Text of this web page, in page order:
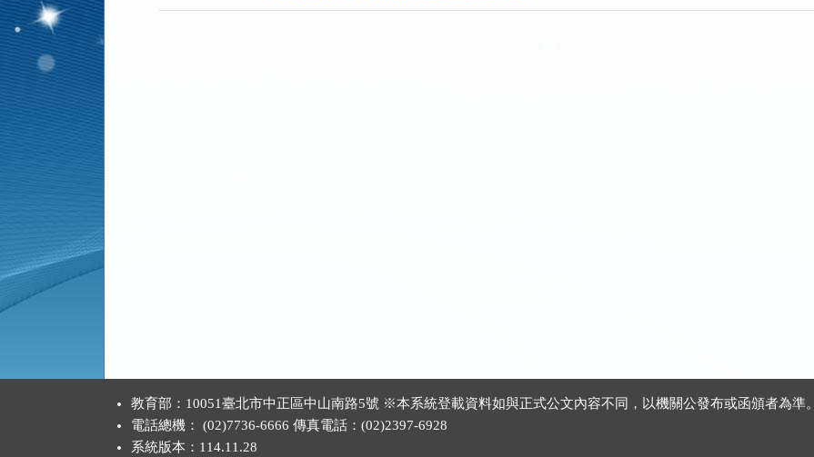
教育部：10051臺北市中正區中山南路5號 ※本系統登載資料如與正式公文內容不同，以機關公發布或函頒者為準。
電話總機： (02)7736-6666 傳真電話：(02)2397-6928
系統版本： 114.11.28